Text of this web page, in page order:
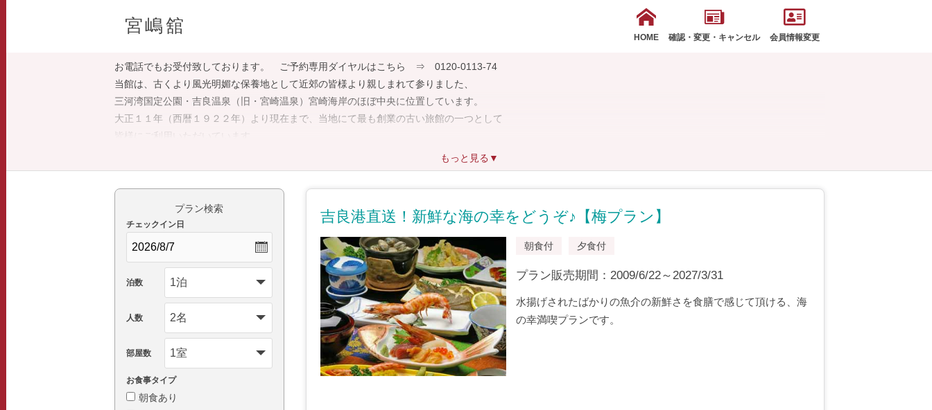
宮嶋舘
HOME 確認・変更・キャンセル 会員情報変更
お電話でもお受付致しております。 ご予約専用ダイヤルはこちら ⇒ 0120-0113-74
当館は、古くより風光明媚な保養地として近郊の皆様より親しまれて参りました、
三河湾国定公園・吉良温泉（旧・宮崎温泉）宮崎海岸のほぼ中央に位置しています。
大正１１年（西暦１９２２年）より現在まで、当地にて最も創業の古い旅館の一つとして
皆様にご利用いただいています。
新鮮磯料理・ゆったりと湯浴み・くつろげるお部屋
お気軽にご利用いただきますようお待ちいたしております。
【四代目 女将 筒井幸代】
もっと見る▼
プラン検索
チェックイン日
泊数
人数
部屋数
お食事タイプ
朝食あり
吉良港直送！新鮮な海の幸をどうぞ♪【梅プラン】
朝食付 夕食付
プラン販売期間：2009/6/22～2027/3/31
水揚げされたばかりの魚介の新鮮さを食膳で感じて頂ける、海
の幸満喫プランです。